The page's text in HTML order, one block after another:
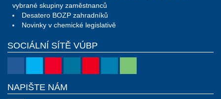
vybrané skupiny zaměstnanců
Desatero BOZP zahradníků
Novinky v chemické legislativě
SOCIÁLNÍ SÍTĚ VÚBP
NAPIŠTE NÁM